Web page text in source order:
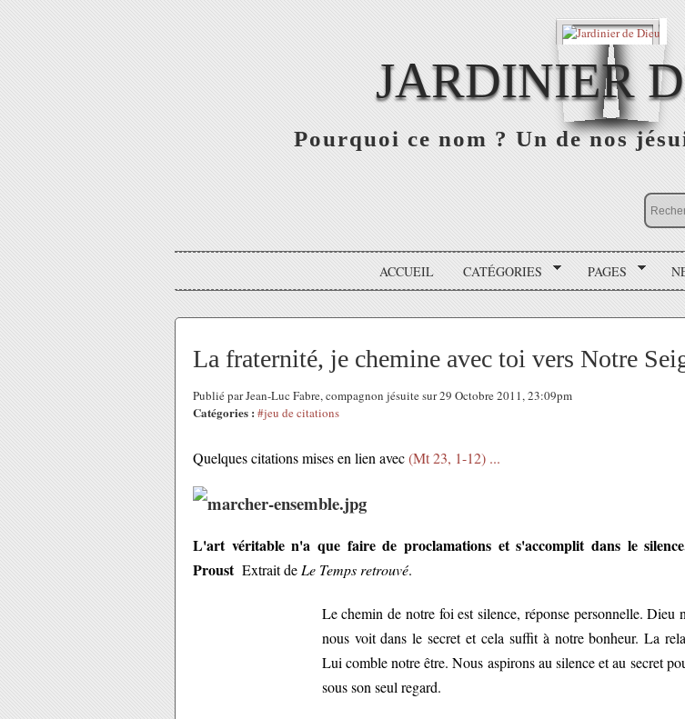
JARDINIER
Pourquoi ce nom ? Un de nos
ACCUEIL CATÉGORIES PAGES
La fraternité, je chemine avec toi vers Notre
Publié par Jean-Luc Fabre, compagnon jésuite sur 29 Octobre 2011, 23:09pm
Catégories : #jeu de citations
Quelques citations mises en lien avec(Mt 23, 1-12) ...
L'art véritable n'a que faire de proclamations et s'accomplit dans le
Proust Extrait de Le Temps retrouvé.
Le chemin de notre foi est silence, réponse personnelle. Dieu
nous voit dans le secret et cela suffit à notre bonheur. La
Lui comble notre être. Nous aspirons au silence et au secret
sous son seul regard.